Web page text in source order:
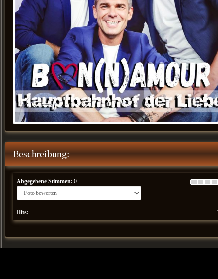
Beschreibung:
Abgegebene Stimmen: 0
Hits: